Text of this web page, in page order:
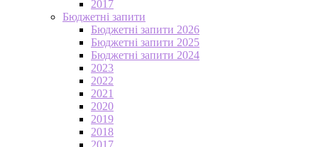
2017
Бюджетні запити
Бюджетні запити 2026
Бюджетні запити 2025
Бюджетні запити 2024
2023
2022
2021
2020
2019
2018
2017